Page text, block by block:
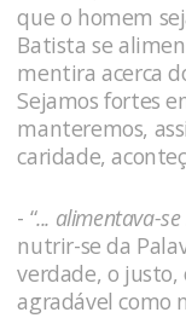
que o homem
Batista se
mentira acerca
Sejamos fortes
manteremos,
caridade,
- “... alimentava-
nutrir-se da
verdade, o
agradável como